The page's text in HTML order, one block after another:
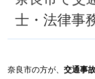
士・法律事
奈良市の方が、 交通事